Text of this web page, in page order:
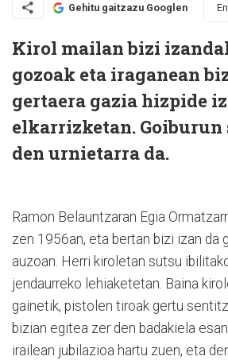
Gehitu gaitzazu Googlen
Kirol mailan bizi
gozoak eta iraganean
gertaera gazia hizpide
elkarrizketan. Goiburun
den urnietarra da.
Ramon Belauntzaran Egia
zen 1956an, eta bertan bizi izan da
auzoan. Herri kiroletan sutsu
jendaurreko lehiaketetan. Baina
gainetik, pistolen tiroak gertu
bizian egitea zer den badakiela
irailean jubilazioa hartu zuen, eta